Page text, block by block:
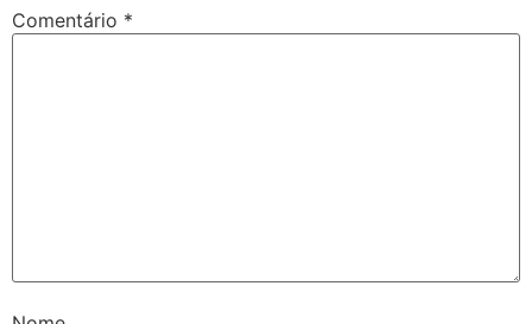
Comentário *